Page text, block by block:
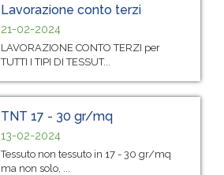
Lavorazione conto terzi
21-02-2024
LAVORAZIONE CONTO TERZI per
TUTTI I TIPI DI TESSUT...
TNT 17 - 30 gr/mq
13-02-2024
Tessuto non tessuto in 17 - 30 gr/mq
ma non solo, ...